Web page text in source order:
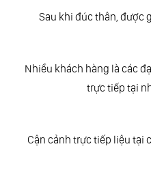
Sau khi đúc thân, được
Nhiều khách hàng là các
trực tiếp tại
Cận cảnh trực tiếp liệu tại